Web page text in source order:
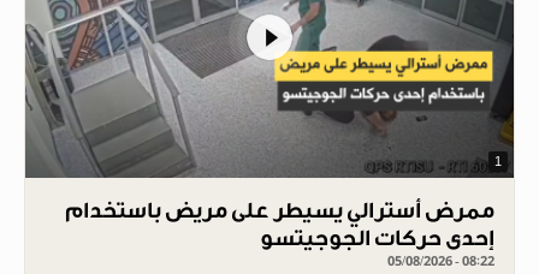
1
ممرض أسترالي يسيطر على مريض باستخدام
إحدى حركات الجوجيتسو
05/08/2026 - 08:22